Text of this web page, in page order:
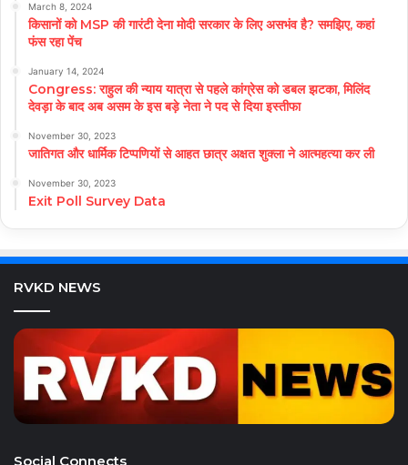
March 8, 2024
किसानों को MSP की गारंटी देना मोदी सरकार के लिए असभंव है? समझिए, कहां
फंस रहा पेंच
January 14, 2024
Congress: राहुल की न्याय यात्रा से पहले कांग्रेस को डबल झटका, मिलिंद
देवड़ा के बाद अब असम के इस बड़े नेता ने पद से दिया इस्तीफा
November 30, 2023
जातिगत और धार्मिक टिप्पणियों से आहत छात्र अक्षत शुक्ला ने आत्महत्या कर ली
November 30, 2023
Exit Poll Survey Data
RVKD NEWS
Social Connects